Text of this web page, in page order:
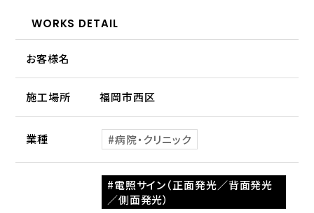
WORKS DETAIL
お客様名
施工場所 福岡市西区
業種 病院・クリニック
電照サイン（正面発光／背面発光
／側面発光）